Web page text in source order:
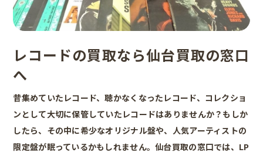
レコードの買取なら仙台買取の窓口
へ
昔集めていたレコード、聴かなくなったレコード、コレクショ
ンとして大切に保管していたレコードはありませんか？もしか
したら、その中に希少なオリジナル盤や、人気アーティストの
限定盤が眠っているかもしれません。仙台買取の窓口では、LP